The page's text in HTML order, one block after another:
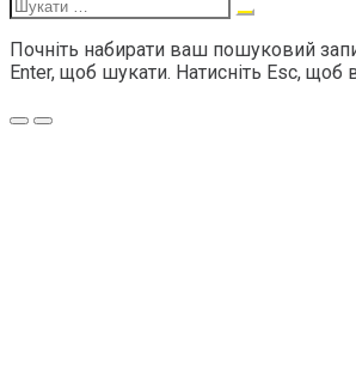
Шукати:
Почніть набирати ваш пошуковий
Enter, щоб шукати. Натисніть Esc, щоб
Меню